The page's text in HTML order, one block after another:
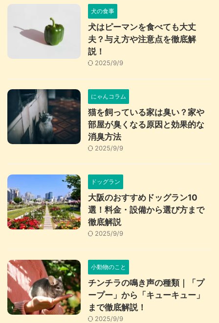
犬の食事
犬はピーマンを食べても大丈
夫？与え方や注意点を徹底解
説！
2025/9/9
にゃんコラム
猫を飼っている家は臭い？家や
部屋が臭くなる原因と効果的な
消臭方法
2025/9/9
ドッグラン
大阪のおすすめドッグラン10
選！料金・設備から選び方まで
徹底解説
2025/9/9
小動物のこと
チンチラの鳴き声の種類｜「プ
ープー」から「キューキュー」
まで徹底解説！
2025/9/9